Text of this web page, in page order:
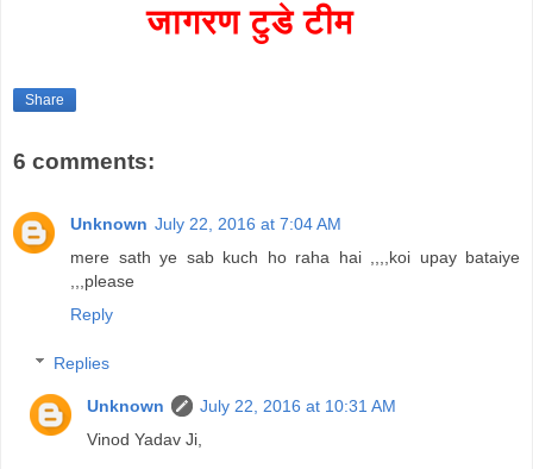
जागरण टुडे टीम
Share
6 comments:
Unknown July 22, 2016 at 7:04 AM
mere sath ye sab kuch ho raha hai ,,,,koi upay bataiye
,,,please
Reply
Replies
Unknown
July 22, 2016 at 10:31 AM
Vinod Yadav Ji,